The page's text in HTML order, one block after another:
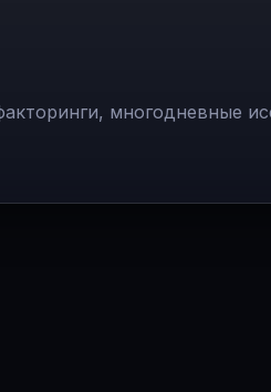
многодневные